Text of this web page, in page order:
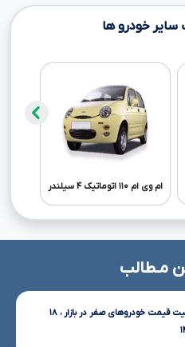
خودرو ها
ام وی ام ۱۱۰ اتوماتیک ۴ سیلندر
مـطالب
تحلیل تثبیت قیمت خودروهای صفر در بازار ، ۱۸